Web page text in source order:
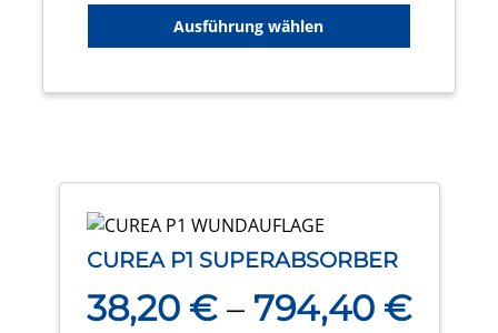
Ausführung wählen
Optionen
auf
gewählt
CUREA P1 SUPERABSORBER
38,20 €– 794,40 €
Dieses
Produkt
weist
mehrere